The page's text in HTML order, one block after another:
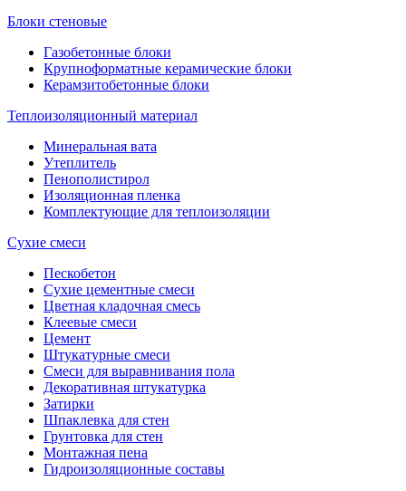
Блоки стеновые
Газобетонные блоки
Крупноформатные керамические блоки
Керамзитобетонные блоки
Теплоизоляционный материал
Минеральная вата
Утеплитель
Пенополистирол
Изоляционная пленка
Комплектующие для теплоизоляции
Сухие смеси
Пескобетон
Сухие цементные смеси
Цветная кладочная смесь
Клеевые смеси
Цемент
Штукатурные смеси
Смеси для выравнивания пола
Декоративная штукатурка
Затирки
Шпаклевка для стен
Грунтовка для стен
Монтажная пена
Гидроизоляционные составы